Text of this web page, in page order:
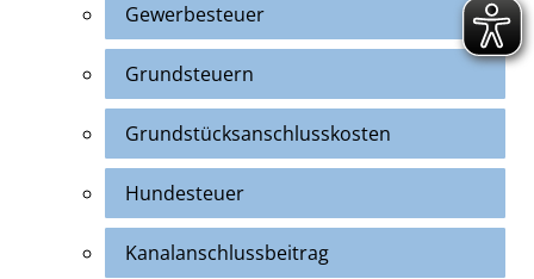
Gewerbesteuer
Grundsteuern
Grundstücksanschlusskosten
Hundesteuer
Kanalanschlussbeitrag